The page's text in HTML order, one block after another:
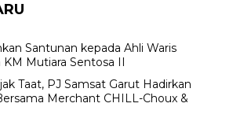
Santunan kepada Ahli Waris
KM Mutiara Sentosa II
Taat, PJ Samsat Garut Hadirkan
Merchant CHILL-Choux &